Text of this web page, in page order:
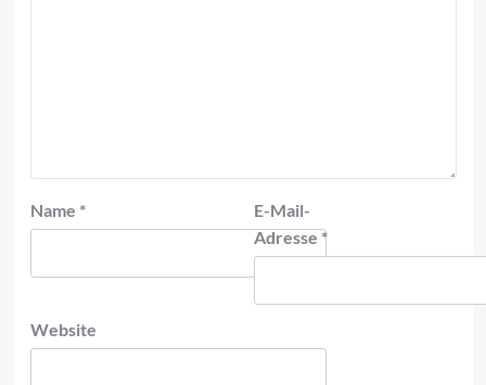
Name *
E-Mail-
Adresse*
Website